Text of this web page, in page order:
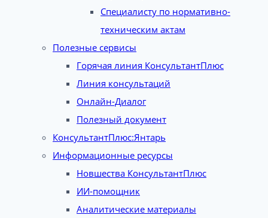
Специалисту по нормативно-
техническим актам
Полезные сервисы
Горячая линия КонсультантПлюс
Линия консультаций
Онлайн-Диалог
Полезный документ
КонсультантПлюс:Янтарь
Информационные ресурсы
Новшества КонсультантПлюс
ИИ-помощник
Аналитические материалы